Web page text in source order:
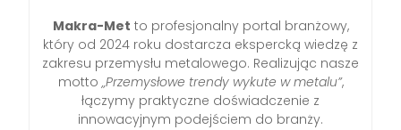
Makra-Met to profesjonalny portal branżowy,
który od 2024 roku dostarcza ekspercką wiedzę z
zakresu przemysłu metalowego. Realizując nasze
motto„Przemysłowe trendy wykute w metalu”,
łączymy praktyczne doświadczenie z
innowacyjnym podejściem do branży.